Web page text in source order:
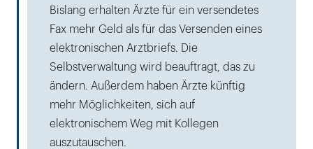
Bislang erhalten Ärzte für ein versendetes
Fax mehr Geld als für das Versenden eines
elektronischen Arztbriefs. Die
Selbstverwaltung wird beauftragt, das zu
ändern. Außerdem haben Ärzte künftig
mehr Möglichkeiten, sich auf
elektronischem Weg mit Kollegen
auszutauschen.